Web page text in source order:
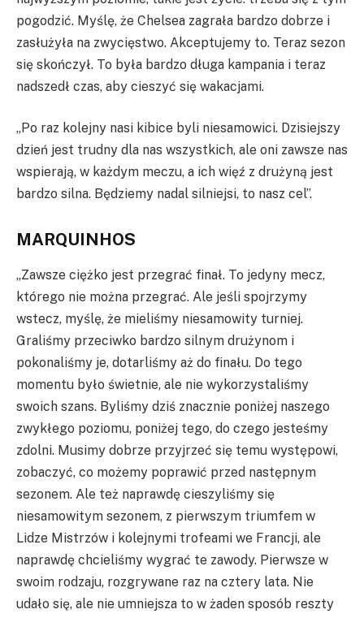
pogodzić. Myślę, że Chelsea zagrała bardzo dobrze i
zasłużyła na zwycięstwo. Akceptujemy to. Teraz sezon
się skończył. To była bardzo długa kampania i teraz
nadszedł czas, aby cieszyć się wakacjami.
„Po raz kolejny nasi kibice byli niesamowici. Dzisiejszy
dzień jest trudny dla nas wszystkich, ale oni zawsze nas
wspierają, w każdym meczu, a ich więź z drużyną jest
bardzo silna. Będziemy nadal silniejsi, to nasz cel”.
MARQUINHOS
„Zawsze ciężko jest przegrać finał. To jedyny mecz,
którego nie można przegrać. Ale jeśli spojrzymy
wstecz, myślę, że mieliśmy niesamowity turniej.
Graliśmy przeciwko bardzo silnym drużynom i
pokonaliśmy je, dotarliśmy aż do finału. Do tego
momentu było świetnie, ale nie wykorzystaliśmy
swoich szans. Byliśmy dziś znacznie poniżej naszego
zwykłego poziomu, poniżej tego, do czego jesteśmy
zdolni. Musimy dobrze przyjrzeć się temu występowi,
zobaczyć, co możemy poprawić przed następnym
sezonem. Ale też naprawdę cieszyliśmy się
niesamowitym sezonem, z pierwszym triumfem w
Lidze Mistrzów i kolejnymi trofeami we Francji, ale
naprawdę chcieliśmy wygrać te zawody. Pierwsze w
swoim rodzaju, rozgrywane raz na cztery lata. Nie
udało się, ale nie umniejsza to w żaden sposób reszty